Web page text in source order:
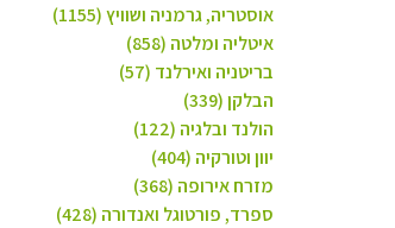
אוסטריה, גרמניה ושוויץ (1155)
איטליה ומלטה (858)
בריטניה ואירלנד (57)
הבלקן (339)
הולנד ובלגיה (122)
יוון וטורקיה (404)
מזרח אירופה (368)
ספרד, פורטוגל ואנדורה (428)